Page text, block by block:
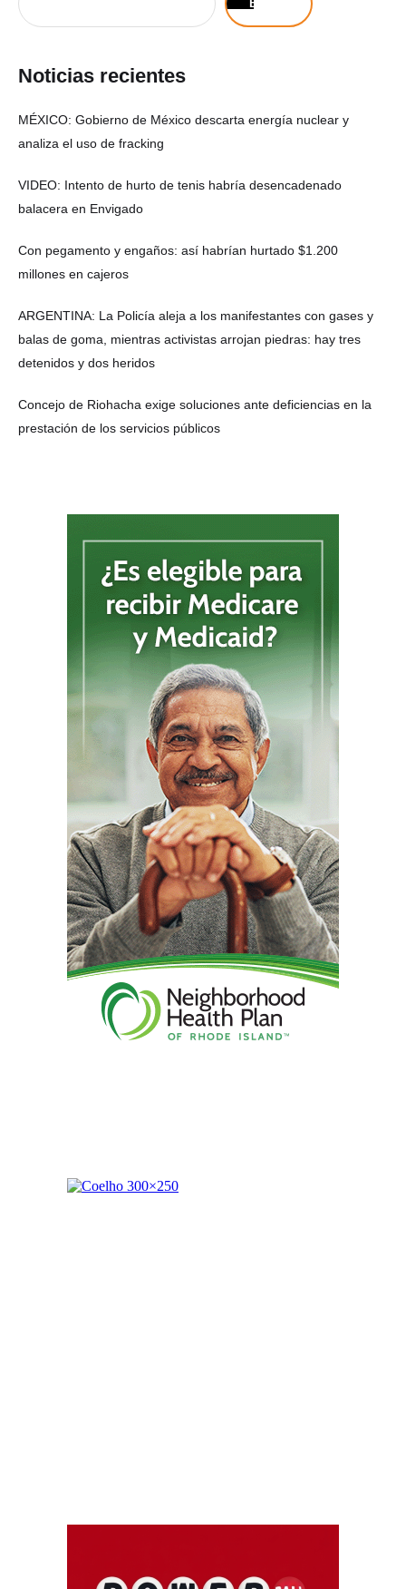
Buscar
Noticias recientes
MÉXICO: Gobierno de México descarta energía nuclear y
analiza el uso de fracking
VIDEO: Intento de hurto de tenis habría desencadenado
balacera en Envigado
Con pegamento y engaños: así habrían hurtado $1.200
millones en cajeros
ARGENTINA: La Policía aleja a los manifestantes con gases y
balas de goma, mientras activistas arrojan piedras: hay tres
detenidos y dos heridos
Concejo de Riohacha exige soluciones ante deficiencias en la
prestación de los servicios públicos